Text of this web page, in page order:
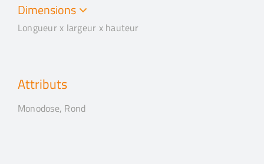
Dimensions
Longueur x largeur x hauteur
Attributs
Monodose, Rond